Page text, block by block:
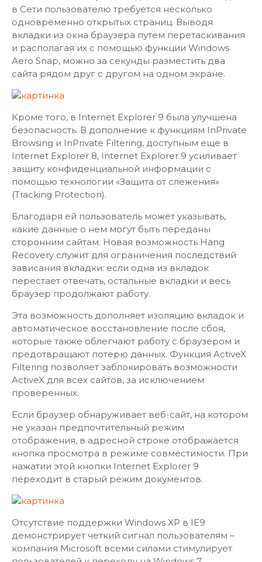
в Сети пользователю требуется несколько
одновременно открытых страниц. Выводя
вкладки из окна браузера путем перетаскивания
и располагая их с помощью функции Windows
Aero Snap, можно за секунды разместить два
сайта рядом друг с другом на одном экране.
Кроме того, в Internet Explorer 9 была улучшена
безопасность. В дополнение к функциям InPrivate
Browsing и InPrivate Filtering, доступным еще в
Internet Explorer 8, Internet Explorer 9 усиливает
защиту конфиденциальной информации с
помощью технологии «Защита от слежения»
(Tracking Protection).
Благодаря ей пользователь может указывать,
какие данные о нем могут быть переданы
сторонним сайтам. Новая возможность Hang
Recovery служит для ограничения последствий
зависания вкладки: если одна из вкладок
перестает отвечать, остальные вкладки и весь
браузер продолжают работу.
Эта возможность дополняет изоляцию вкладок и
автоматическое восстановление после сбоя,
которые также облегчают работу с браузером и
предотвращают потерю данных. Функция ActiveX
Filtering позволяет заблокировать возможности
ActiveX для всех сайтов, за исключением
проверенных.
Если браузер обнаруживает веб-сайт, на котором
не указан предпочтительный режим
отображения, в адресной строке отображается
кнопка просмотра в режиме совместимости. При
нажатии этой кнопки Internet Explorer 9
переходит в старый режим документов.
Отсутствие поддержки Windows XP в IE9
демонстрирует четкий сигнал пользователям –
компания Microsoft всеми силами стимулирует